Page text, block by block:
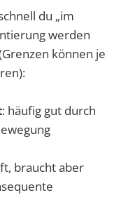
du „im
werden
können je
: häufig gut durch
braucht aber